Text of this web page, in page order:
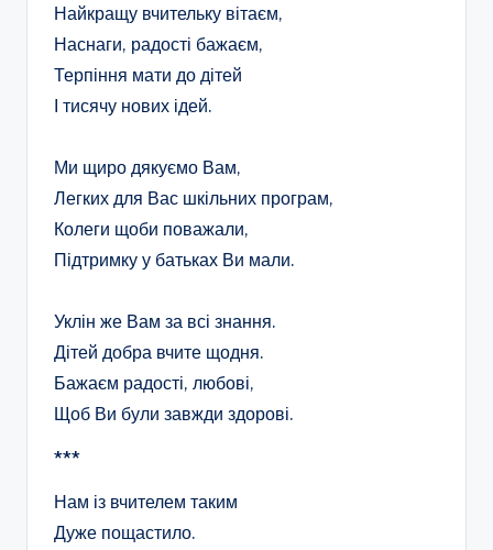
Найкращу вчительку вітаєм,
Наснаги, радості бажаєм,
Терпіння мати до дітей
І тисячу нових ідей.
Ми щиро дякуємо Вам,
Легких для Вас шкільних програм,
Колеги щоби поважали,
Підтримку у батьках Ви мали.
Уклін же Вам за всі знання.
Дітей добра вчите щодня.
Бажаєм радості, любові,
Щоб Ви були завжди здорові.
***
Нам із вчителем таким
Дуже пощастило.